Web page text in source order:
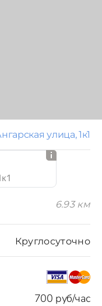
700 руб/час
Круглосуточно
улица, 1к1
6.93 км